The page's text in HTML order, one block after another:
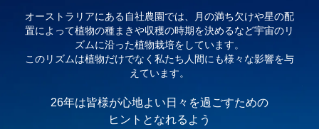
オーストラリアにある自社農園では、月の満ち欠けや星の配
置によって植物の種まきや収穫の時期を決めるなど宇宙のリ
ズムに沿った植物栽培をしています。
このリズムは植物だけでなく私たち人間にも様々な影響を与
えています。
26年は皆様が心地よい日々を過ごすための
ヒントとなれるよう